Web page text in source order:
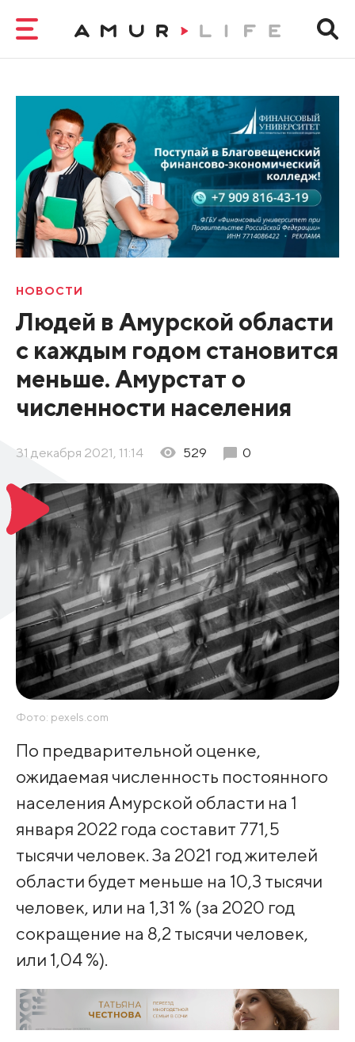
НОВОСТИ
Людей в Амурской области
с каждым годом становится
меньше. Амурстат о
численности населения
31 декабря 2021, 11:14 529 0
Фото: pexels.com
По предварительной оценке,
ожидаемая численность постоянного
населения Амурской области на 1
января 2022 года составит 771,5
тысячи человек. За 2021 год жителей
области будет меньше на 10,3 тысячи
человек, или на 1,31 % (за 2020 год
сокращение на 8,2 тысячи человек,
или 1,04 %).